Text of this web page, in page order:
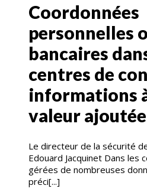
Coordonnées
personnelles
bancaires
centres de
informations
valeur ajoutée
Le directeur de la sécurité
Edouard Jacquinet Dans les
gérées de nombreuses
préci[...]